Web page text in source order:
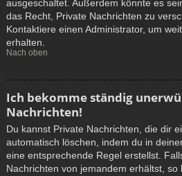
ausgeschaltet. Außerdem könnte es
das Recht, Private Nachrichten zu
Kontaktiere einen Administrator, um
erhalten.
Nach oben
Ich bekomme ständig
Nachrichten!
Du kannst Private Nachrichten, die dir
automatisch löschen, indem du in
eine entsprechende Regel erstellst.
Nachrichten von jemandem erhältst,